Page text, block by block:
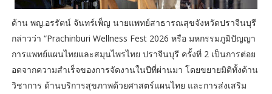
ด้าน พญ.อรรัตน์ จันทร์เพ็ญ นายแพทย์สาธารณสุขจังหวัดปราจีนบุรี
กล่าวว่า “Prachinburi Wellness Fest 2026 หรือ มหกรรมภูมิปัญญา
การแพทย์แผนไทยและสมุนไพรไทย ปราจีนบุรี ครั้งที่ 2 เป็นการต่อย
อดจากความสำเร็จของการจัดงานในปีที่ผ่านมา โดยขยายมิติทั้งด้าน
วิชาการ ด้านบริการสุขภาพด้วยศาสตร์แผนไทย และการส่งเสริม